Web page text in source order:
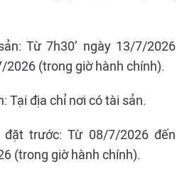
Từ 7h30’ ngày 13/7/2026
2026 (trong giờ hành chính).
Tại địa chỉ nơi có tài sản.
trước: Từ 08/7/2026 đến
(trong giờ hành chính).